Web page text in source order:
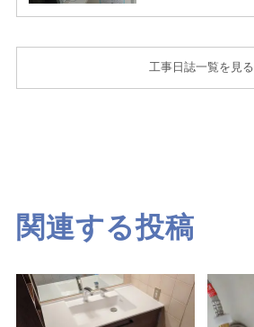
工事日誌一覧を見る
関連する投稿